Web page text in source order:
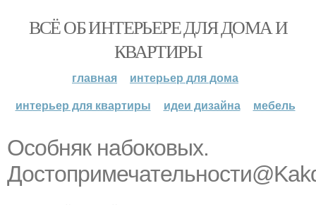
ВСЁ ОБ ИНТЕРЬЕРЕ ДЛЯ ДОМА И
КВАРТИРЫ
главная
интерьер для дома
интерьер для квартиры
идеи дизайна мебель
Особняк набоковых.